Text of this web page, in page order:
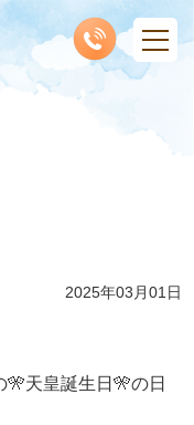
2025年03月01日
天皇誕生日🎌の日